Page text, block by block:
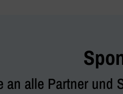
an alle Partner und